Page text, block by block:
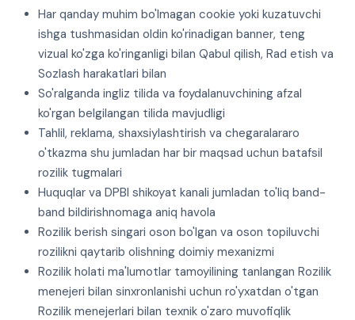
Har qanday muhim bo'lmagan cookie yoki kuzatuvchi
ishga tushmasidan oldin ko'rinadigan banner, teng
vizual ko'zga ko'ringanligi bilan Qabul qilish, Rad etish va
Sozlash harakatlari bilan
So'ralganda ingliz tilida va foydalanuvchining afzal
ko'rgan belgilangan tilida mavjudligi
Tahlil, reklama, shaxsiylashtirish va chegaralararo
o'tkazma shu jumladan har bir maqsad uchun batafsil
rozilik tugmalari
Huquqlar va DPBI shikoyat kanali jumladan to'liq band-
band bildirishnomaga aniq havola
Rozilik berish singari oson bo'lgan va oson topiluvchi
rozilikni qaytarib olishning doimiy mexanizmi
Rozilik holati ma'lumotlar tamoyilining tanlangan Rozilik
menejeri bilan sinxronlanishi uchun ro'yxatdan o'tgan
Rozilik menejerlari bilan texnik o'zaro muvofiqlik